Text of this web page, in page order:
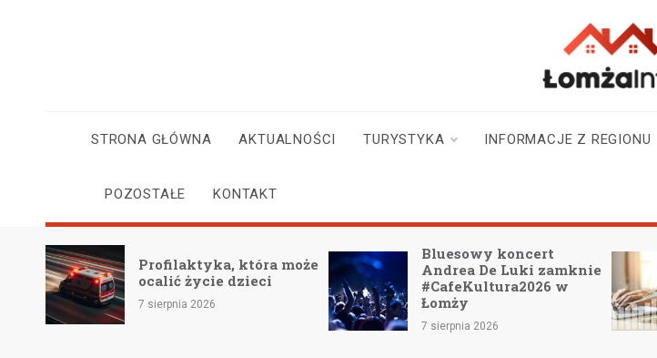
i okolicy
STRONA GŁÓWNA AKTUALNOŚCI TURYSTYKA INFORMACJE Z REGIONU
POZOSTAŁE KONTAKT
Profilaktyka, która może
ocalić życie dzieci
7 sierpnia 2026
Bluesowy koncert
Andrea De Luki zamknie
#CafeKultura2026 w
Łomży
7 sierpnia 2026